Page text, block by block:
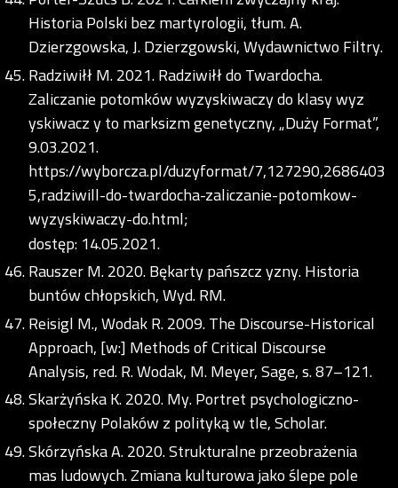
Historia Polski bez martyrologii, tłum. A.
Dzierzgowska, J. Dzierzgowski, Wydawnictwo Filtry.
Radziwiłł M. 2021. Radziwiłł do Twardocha.
Zaliczanie potomków wyzyskiwaczy do klasy wyz
yskiwacz y to marksizm genetyczny, „Duży Format”,
9.03.2021.
https://wyborcza.pl/duzyformat/7,127290,2686403
5,radziwill-do-twardocha-zaliczanie-potomkow-
wyzyskiwaczy-do.html;
dostęp: 14.05.2021.
Rauszer M. 2020. Bękarty pańszcz yzny. Historia
buntów chłopskich, Wyd. RM.
Reisigl M., Wodak R. 2009. The Discourse-Historical
Approach, [w:] Methods of Critical Discourse
Analysis, red. R. Wodak, M. Meyer, Sage, s. 87–121.
Skarżyńska K. 2020. My. Portret psychologiczno-
społeczny Polaków z polityką w tle, Scholar.
Skórzyńska A. 2020. Strukturalne przeobrażenia
mas ludowych. Zmiana kulturowa jako ślepe pole